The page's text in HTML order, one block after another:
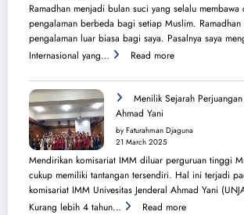
Ramadhan menjadi bulan suci yang selalu membawa
pengalaman berbeda bagi setiap Muslim.
pengalaman luar biasa bagi saya. Pasalnya saya
Internasional yang…
Read more:
Hijrah
Syiarkan
di
Melbourne
dan
Brisbane
Menilik Sejarah
Ahmad Yani
by Faturahman Djaguna
21 March 2025
Mendirikan komisariat IMM diluar perguruan tinggi
cukup memiliki tantangan tersendiri. Hal ini terjadi
komisariat IMM Univesitas Jenderal Ahmad Yani
Kurang lebih 4 tahun…
Read more: